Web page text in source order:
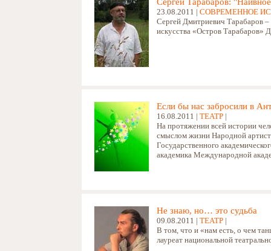
23.08.2011 | СОВРЕМЕННОЕ
Сергей Дмитриевич Тарабаров –
искусства «Остров Тарабаров»
Если бы нас забросили в
16.08.2011 | ТЕАТР |
На протяжении всей истории
смыслом жизни Народной
Государственного
академика Международной
Не знаю, но… это судьба
09.08.2011 | ТЕАТР |
В том, что и «нам есть, о чем
лауреат национальной